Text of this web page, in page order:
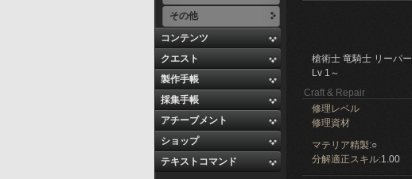
その他
コンテンツ
クエスト
製作手帳
採集手帳
アチーブメント
ショップ
テキストコマンド
槍術士 竜騎士 リーパー
Lv 1～
Craft & Repair
修理レベル
修理資材
マテリア精製:○
分解適正スキル:1.00